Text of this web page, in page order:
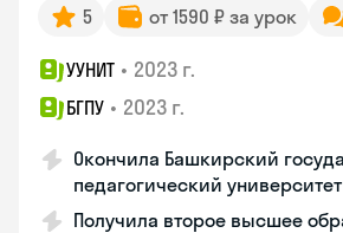
5 от 1590 ₽ за урок
УУНИТ • 2023 г.
БГПУ • 2023 г.
Окончила Башкирский
педагогический университет
Получила второе высшее